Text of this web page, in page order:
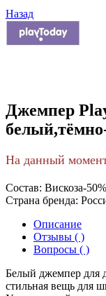
Назад
Джемпер
На данный
Состав: Вискоза-
Страна бренда:
Описание
Отзывы ( )
Вопросы ( )
Белый джемпер для
стильная вещь для